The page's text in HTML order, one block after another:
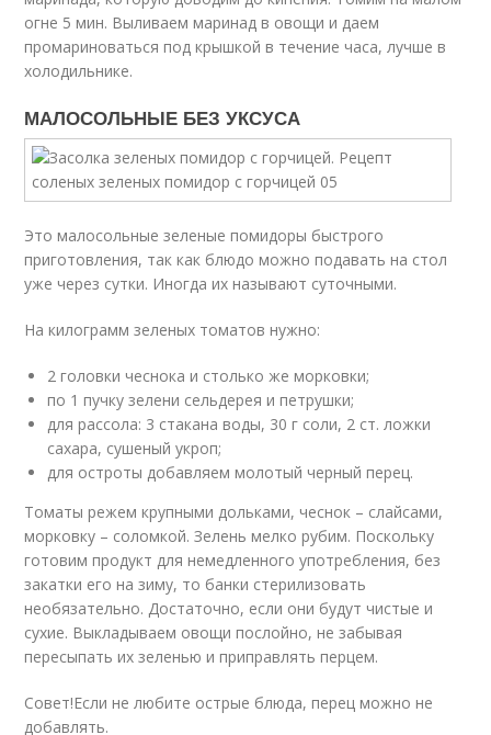
огне 5 мин. Выливаем маринад в овощи и даем
промариноваться под крышкой в течение часа, лучше в
холодильнике.
МАЛОСОЛЬНЫЕ БЕЗ УКСУСА
Это малосольные зеленые помидоры быстрого
приготовления, так как блюдо можно подавать на стол
уже через сутки. Иногда их называют суточными.
На килограмм зеленых томатов нужно:
2 головки чеснока и столько же морковки;
по 1 пучку зелени сельдерея и петрушки;
для рассола: 3 стакана воды, 30 г соли, 2 ст. ложки
сахара, сушеный укроп;
для остроты добавляем молотый черный перец.
Томаты режем крупными дольками, чеснок – слайсами,
морковку – соломкой. Зелень мелко рубим. Поскольку
готовим продукт для немедленного употребления, без
закатки его на зиму, то банки стерилизовать
необязательно. Достаточно, если они будут чистые и
сухие. Выкладываем овощи послойно, не забывая
пересыпать их зеленью и приправлять перцем.
Совет!Если не любите острые блюда, перец можно не
добавлять.